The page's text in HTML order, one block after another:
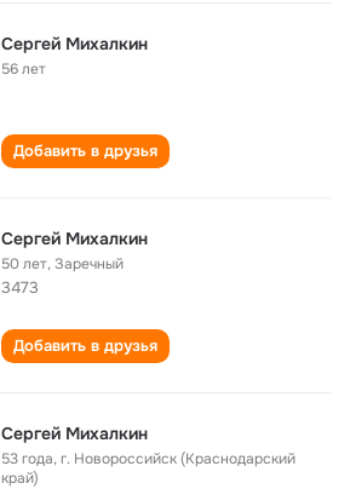
Сергей Михалкин
56 лет
Добавить в друзья
Сергей Михалкин
50 лет,Заречный
3473
Добавить в друзья
Сергей Михалкин
53 года,г. Новороссийск (Краснодарский
край)